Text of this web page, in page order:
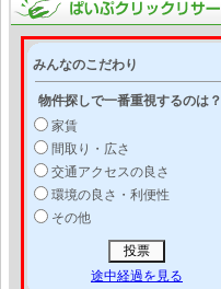
みんなのこだわり
物件探しで一番重視するのは？
家賃
間取り・広さ
交通アクセスの良さ
環境の良さ・利便性
その他
途中経過を見る